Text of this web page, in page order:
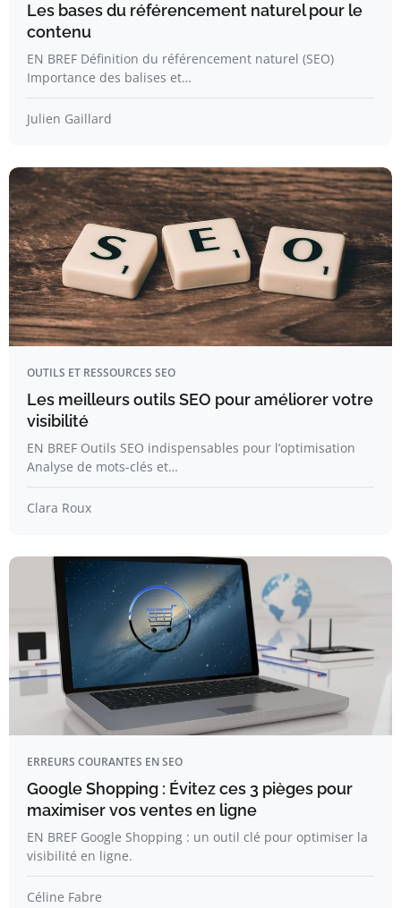
Les bases du référencement naturel pour le
contenu
EN BREF Définition du référencement naturel (SEO)
Importance des balises et…
Julien Gaillard
OUTILS ET RESSOURCES SEO
Les meilleurs outils SEO pour améliorer votre
visibilité
EN BREF Outils SEO indispensables pour l’optimisation
Analyse de mots-clés et…
Clara Roux
ERREURS COURANTES EN SEO
Google Shopping : Évitez ces 3 pièges pour
maximiser vos ventes en ligne
EN BREF Google Shopping : un outil clé pour optimiser la
visibilité en ligne.
Céline Fabre